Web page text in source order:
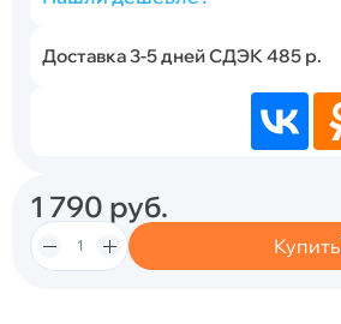
Доставка 3-5 дней СДЭК 485 р.
1 790 руб.
Купить